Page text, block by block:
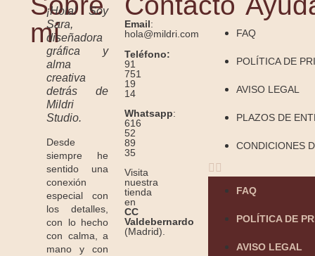
mí
¡Hola! Soy
Sara,
diseñadora
gráfica y
alma
creativa
detrás de
Mildri
Studio.
Desde
siempre he
sentido una
conexión
especial con
los detalles,
con lo hecho
con calma, a
mano y con
Email:
hola@mildri.com
Teléfono:
91
751
19
14
Whatsapp:
616
52
89
35
Visita
nuestra
tienda
en
CC
Valdebernardo
(Madrid).
FAQ
POLÍTICA DE
AVISO LEGAL
PLAZOS DE
CONDICIONES
FAQ
POLÍTICA DE
AVISO LEGAL